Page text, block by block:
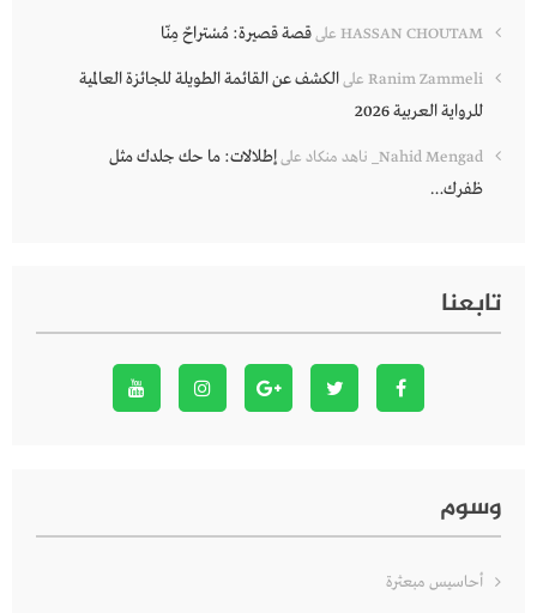
HASSAN CHOUTAM علىقصة قصيرة: مُسْتراحٌ مِنّا
Ranim Zammeli علىالكشف عن القائمة الطويلة للجائزة العالمية
للرواية العربية 2026
Nahid Mengad_ ناهد منكاد علىإطلالات: ما حك جلدك مثل
ظفرك…
تابعنا
وسوم
أحاسيس مبعثرة